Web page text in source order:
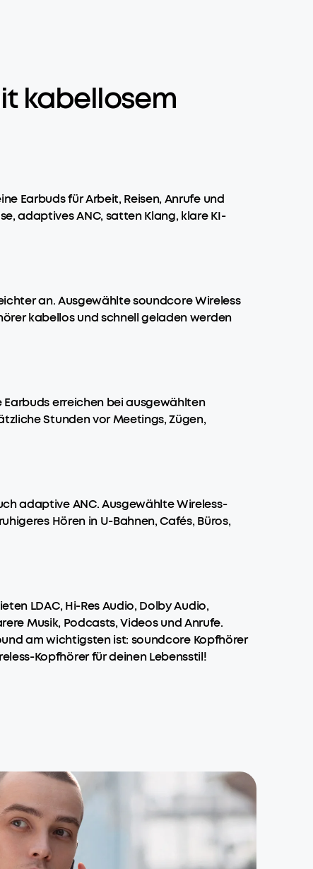
kabellosem
Earbuds für Arbeit, Reisen, Anrufe und
adaptives ANC, satten Klang, klare KI-
an. Ausgewählte soundcore Wireless
kabellos und schnell geladen werden
erreichen bei ausgewählten
Stunden vor Meetings, Zügen,
adaptive ANC. Ausgewählte Wireless-
Hören in U-Bahnen, Cafés, Büros,
LDAC, Hi-Res Audio, Dolby Audio,
Musik, Podcasts, Videos und Anrufe.
am wichtigsten ist: soundcore Kopfhörer
Kopfhörer für deinen Lebensstil!